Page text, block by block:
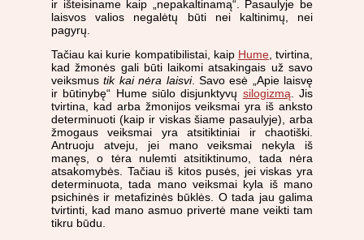
ir išteisiname kaip „nepakaltinamą“. Pasaulyje be
laisvos valios negalėtų būti nei kaltinimų, nei
pagyrų.
Tačiau kai kurie kompatibilistai, kaip Hume, tvirtina,
kad žmonės gali būti laikomi atsakingais už savo
veiksmustik kai nėra laisvi. Savo esė „Apie laisvę
ir būtinybę“ Hume siūlo disjunktyvų silogizmą. Jis
tvirtina, kad arba žmonijos veiksmai yra iš anksto
determinuoti (kaip ir viskas šiame pasaulyje), arba
žmogaus veiksmai yra atsitiktiniai ir chaotiški.
Antruoju atveju, jei mano veiksmai nekyla iš
manęs, o tėra nulemti atsitiktinumo, tada nėra
atsakomybės. Tačiau iš kitos pusės, jei viskas yra
determinuota, tada mano veiksmai kyla iš mano
psichinės ir metafizinės būklės. O tada jau galima
tvirtinti, kad mano asmuo privertė mane veikti tam
tikru būdu.